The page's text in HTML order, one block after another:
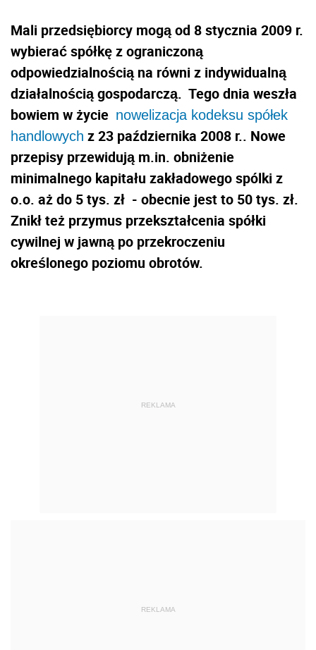
Mali przedsiębiorcy mogą od 8 stycznia 2009 r.
wybierać spółkę z ograniczoną
odpowiedzialnością na równi z indywidualną
działalnością gospodarczą. Tego dnia weszła
bowiem w życie nowelizacja kodeksu spółek
handlowych z 23 października 2008 r.. Nowe
przepisy przewidują m.in. obniżenie
minimalnego kapitału zakładowego spólki z
o.o. aż do 5 tys. zł - obecnie jest to 50 tys. zł.
Znikł też przymus przekształcenia spółki
cywilnej w jawną po przekroczeniu
określonego poziomu obrotów.
REKLAMA
REKLAMA